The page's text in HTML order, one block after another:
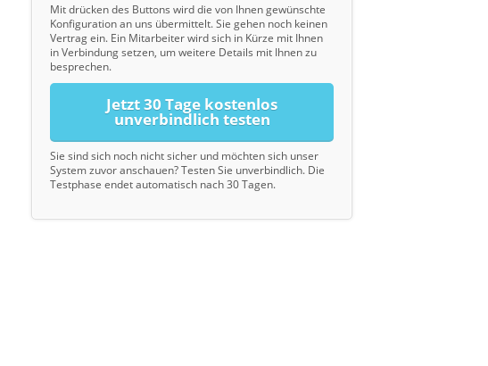
Mit drücken des Buttons wird die von Ihnen gewünschte
Konfiguration an uns übermittelt. Sie gehen noch keinen
Vertrag ein. Ein Mitarbeiter wird sich in Kürze mit Ihnen
in Verbindung setzen, um weitere Details mit Ihnen zu
besprechen.
Jetzt 30 Tage kostenlos
unverbindlich testen
Sie sind sich noch nicht sicher und möchten sich unser
System zuvor anschauen? Testen Sie unverbindlich. Die
Testphase endet automatisch nach 30 Tagen.